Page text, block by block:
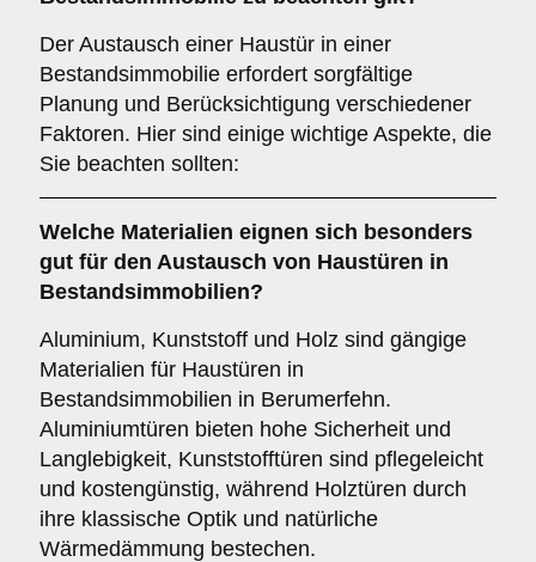
Der Austausch einer Haustür in einer
Bestandsimmobilie erfordert sorgfältige
Planung und Berücksichtigung verschiedener
Faktoren. Hier sind einige wichtige Aspekte, die
Sie beachten sollten:
Welche Materialien eignen sich besonders
gut für den Austausch von Haustüren in
Bestandsimmobilien?
Aluminium, Kunststoff und Holz sind gängige
Materialien für Haustüren in
Bestandsimmobilien in Berumerfehn.
Aluminiumtüren bieten hohe Sicherheit und
Langlebigkeit, Kunststofftüren sind pflegeleicht
und kostengünstig, während Holztüren durch
ihre klassische Optik und natürliche
Wärmedämmung bestechen.